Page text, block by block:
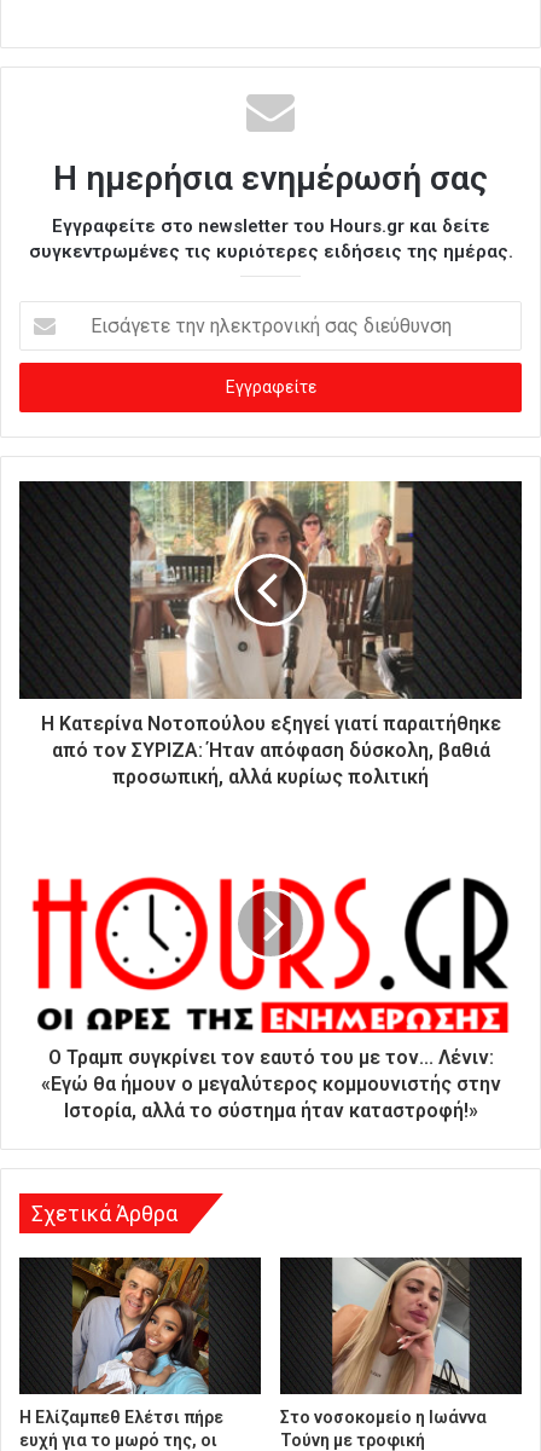
Η ημερήσια ενημέρωσή σας
Εγγραφείτε στο newsletter του Hours.gr και δείτε
συγκεντρωμένες τις κυριότερες ειδήσεις της ημέρας.
σ
γ
ε
τ
η
Η Κατερίνα Νοτοπούλου εξηγεί γιατί παραιτήθηκε
από τον ΣΥΡΙΖΑ: Ήταν απόφαση δύσκολη, βαθιά
προσωπική, αλλά κυρίως πολιτική
Ο Τραμπ συγκρίνει τον εαυτό του με τον... Λένιν:
«Εγώ θα ήμουν ο μεγαλύτερος κομμουνιστής στην
Ιστορία, αλλά το σύστημα ήταν καταστροφή!»
Σχετικά Άρθρα
Η Ελίζαμπεθ Ελέτσι πήρε
ευχή για το μωρό της, οι
Στο νοσοκομείο η Ιωάννα
Τούνη με τροφική